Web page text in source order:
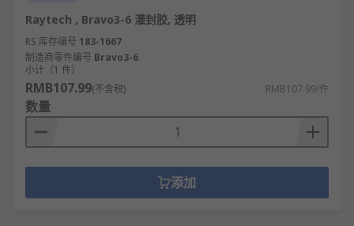
Raytech , Bravo3-6 灌封胶, 透明
RS 库存编号 183-1667
制造商零件编号 Bravo3-6
小计（1 件）
RMB107.99(不含税) RMB107.99/件
数量
添加